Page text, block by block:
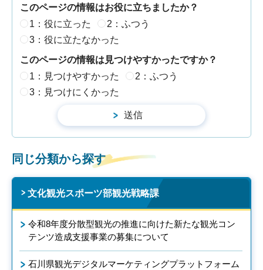
このページの情報はお役に立ちましたか？
1：役に立った
2：ふつう
3：役に立たなかった
このページの情報は見つけやすかったですか？
1：見つけやすかった
2：ふつう
3：見つけにくかった
同じ分類から探す
文化観光スポーツ部観光戦略課
令和8年度分散型観光の推進に向けた新たな観光コン
テンツ造成支援事業の募集について
石川県観光デジタルマーケティングプラットフォーム